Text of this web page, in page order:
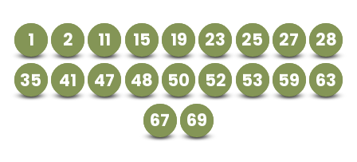
1 2 11 15 19 23 25 27
28
35
41 47 48 50 52 53 59
63
67
69